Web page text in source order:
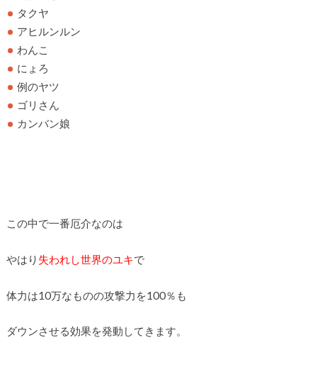
タクヤ
アヒルンルン
わんこ
にょろ
例のヤツ
ゴリさん
カンバン娘
この中で一番厄介なのは
やはり 失われし世界のユキで
体力は10万なものの攻撃力を100％も
ダウンさせる効果を発動してきます。